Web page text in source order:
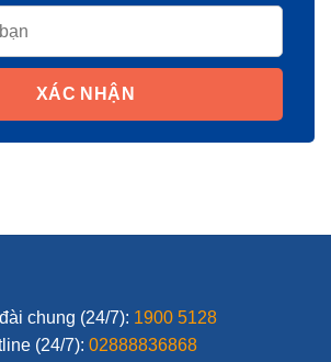
XÁC NHẬN
chung (24/7): 1900 5128
(24/7): 02888836868